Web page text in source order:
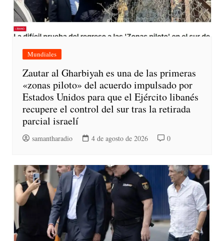
Mundiales
Zautar al Gharbiyah es una de las primeras
«zonas piloto» del acuerdo impulsado por
Estados Unidos para que el Ejército libanés
recupere el control del sur tras la retirada
parcial israelí
samantharadio 4 de agosto de 2026 0